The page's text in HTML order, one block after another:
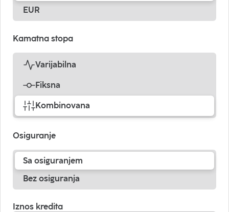
EUR
Kamatna stopa
Varijabilna
Fiksna
Kombinovana
Osiguranje
Sa osiguranjem
Bez osiguranja
Iznos kredita